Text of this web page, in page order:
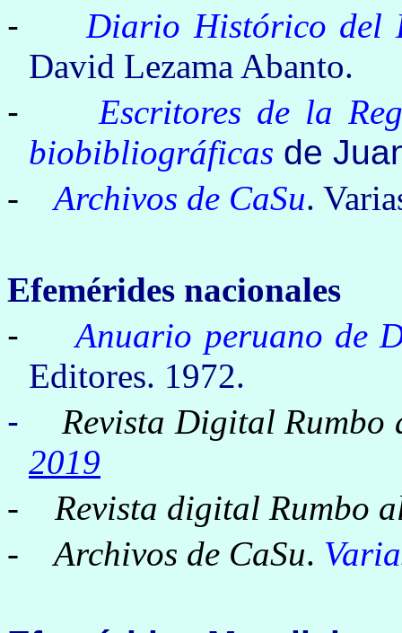
-
Diario Histórico del
David Lezama Abanto.
-
Escritores de la
biobibliográficas de
-Archivos de CaSu.
Efemérides nacionales
-
Anuario peruano de
Editores. 1972.
-
Revista Digital
2019
- Revista digital Rumbo
- Archivos de CaSu.